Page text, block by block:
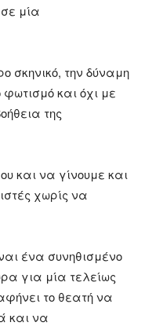
μία
σκηνικό, την δύναμη
και όχι με
της
και να γίνουμε και
χωρίς να
ένα συνηθισμένο
για μία τελείως
το θεατή να
και να